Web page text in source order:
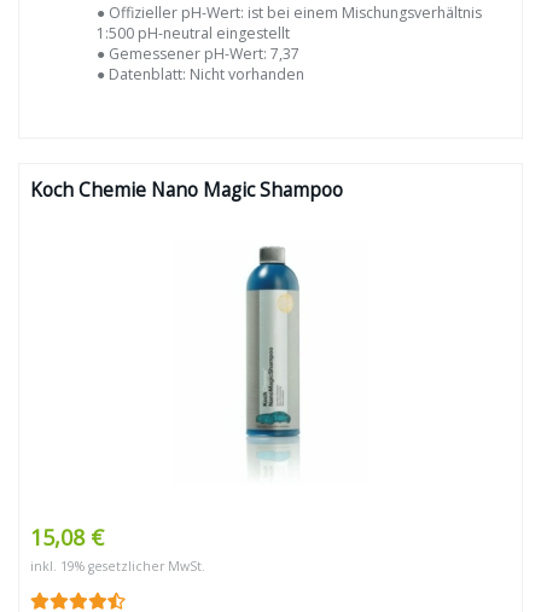
● Offizieller pH-Wert: ist bei einem Mischungsverhältnis
1:500 pH-neutral eingestellt
● Gemessener pH-Wert: 7,37
● Datenblatt: Nicht vorhanden
Koch Chemie Nano Magic Shampoo
15,08 €
inkl. 19% gesetzlicher MwSt.